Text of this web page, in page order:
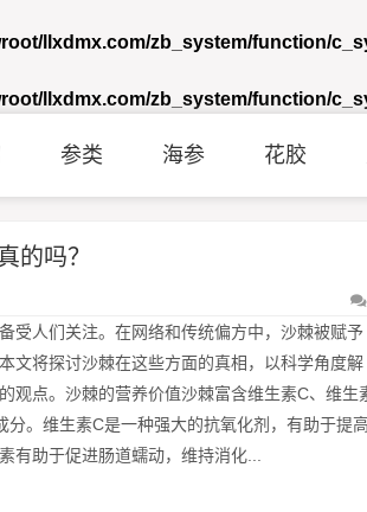
llxdmx.com/zb_system/function/
llxdmx.com/zb_system/function/
参类 海参 花胶
的吗？
受人们关注。在网络和传统偏方中，沙棘被赋予
文将探讨沙棘在这些方面的真相，以科学角度解
观点。沙棘的营养价值沙棘富含维生素C、维生
分。维生素C是一种强大的抗氧化剂，有助于提
有助于促进肠道蠕动，维持消化...